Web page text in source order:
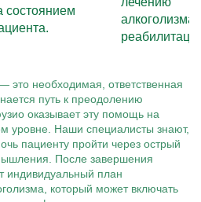
состоянием
алкоголизма,
это необходимая, ответственная
путь к преодолению
оказывает эту помощь на
уровне. Наши специалисты знают,
пациенту пройти через острый
После завершения
индивидуальный план
который может включать